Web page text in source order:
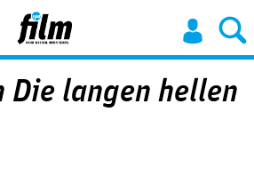
Jump to Navigation
Die langen hellen